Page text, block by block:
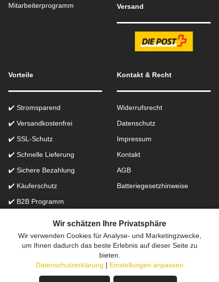
Mitarbeiterprogramm
Versand
Vorteile
✔️ Stromsparend
✔️ Versandkostenfrei
✔️ SSL-Schutz
✔️ Schnelle Lieferung
✔️ Sichere Bezahlung
✔️ Käuferschutz
✔️ B2B Programm
Kontakt & Recht
Widerrufsrecht
Datenschutz
Impressum
Kontakt
AGB
Batteriegesetzhinweise
Onlinefachhandel in der Schweiz für Beleuchtung seit 2012 |
Erstellt mit
peleides.io
Wir schätzen Ihre Privatsphäre
Wir verwenden Cookies für Analyse- und Marketingzwecke,
um Ihnen dadurch das beste Erlebnis auf dieser Seite zu
bieten.
Datenschutzerklärung | Einstellungen anpassen